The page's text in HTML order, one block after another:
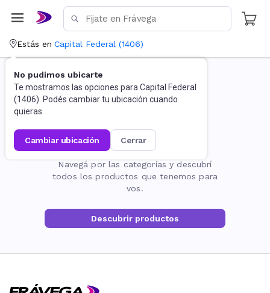
Estás en Capital Federal (1406)
No pudimos ubicarte
Te mostramos las opciones para Capital Federal
(1406). Podés cambiar tu ubicación cuando
quieras.
cambiar ubicación cerrar
La página no existe
Navegá por las categorías y descubrí
todos los productos que tenemos para
vos.
Descubrir productos